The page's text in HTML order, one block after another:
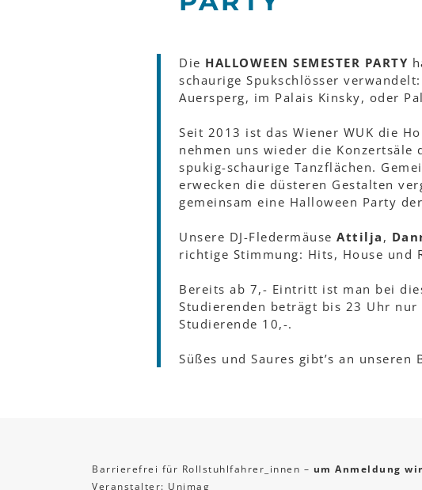
Die HALLOWEEN SEMESTER PARTY
schaurige Spukschlösser
Auersperg, im Palais Kinsky, oder
Seit 2013 ist das Wiener WUK die
nehmen uns wieder die Konzertsäle
spukig-schaurige Tanzflächen.
erwecken die düsteren Gestalten
gemeinsam eine Halloween Party
Unsere DJ-Fledermäuse Attilja ,
richtige Stimmung: Hits, House und
Bereits ab 7,- Eintritt ist man bei
Studierenden beträgt bis 23 Uhr
Studierende 10,-.
Süßes und Saures gibt’s an unseren
Barrierefrei für Rollstuhlfahrer_innen – um Anmeldung
Veranstalter: Unimag